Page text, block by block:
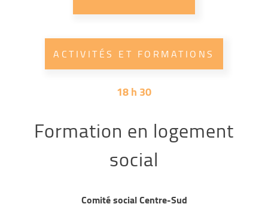
ACTIVITÉS ET FORMATIONS
18 h 30
Formation en logement
social
Comité social Centre-Sud